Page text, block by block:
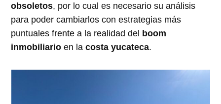
obsoletos, por lo cual es necesario su análisis
para poder cambiarlos con estrategias más
puntuales frente a la realidad del boom
inmobiliario en lacosta yucateca.